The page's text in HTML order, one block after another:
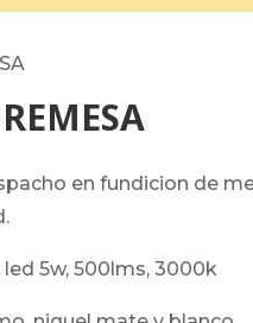
led 5w, 500lms, 3000k